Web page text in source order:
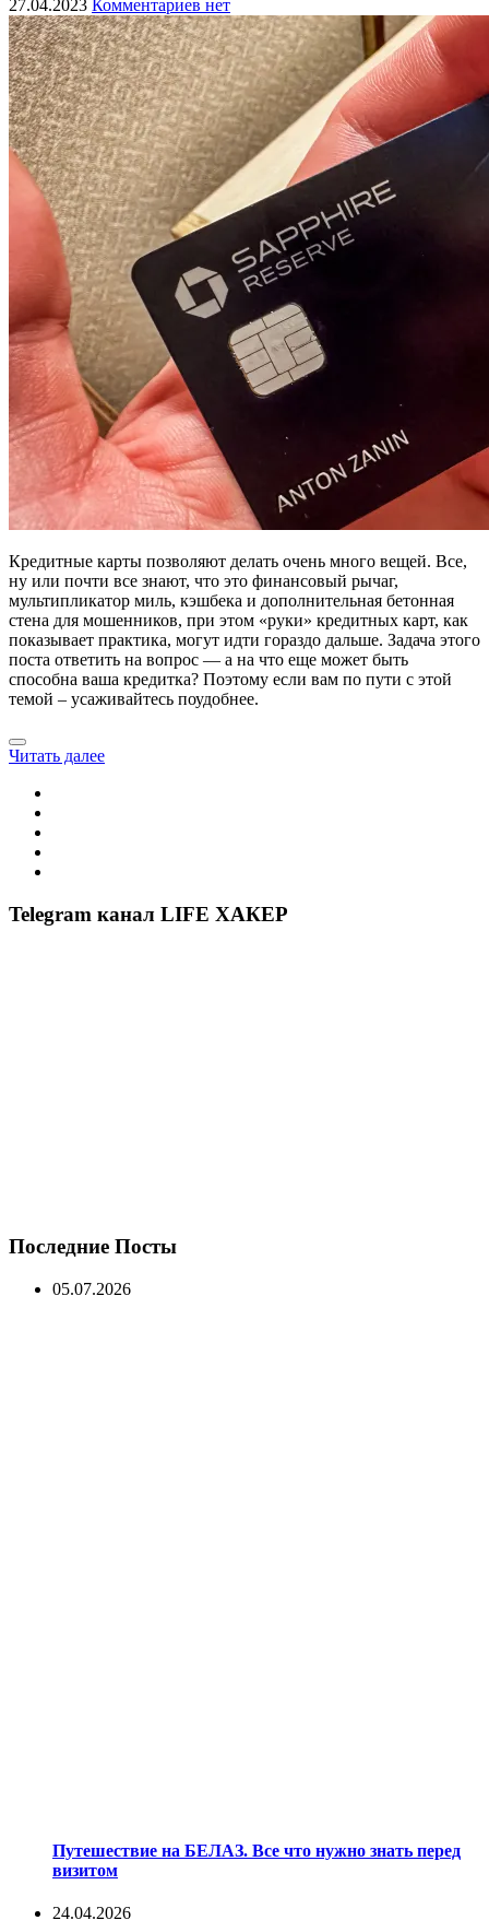
27.04.2023 Комментариев нет
Кредитные карты позволяют делать очень много вещей. Все,
ну или почти все знают, что это финансовый рычаг,
мультипликатор миль, кэшбека и дополнительная бетонная
стена для мошенников, при этом «руки» кредитных карт, как
показывает практика, могут идти гораздо дальше. Задача этого
поста ответить на вопрос — а на что еще может быть
способна ваша кредитка? Поэтому если вам по пути с этой
темой – усаживайтесь поудобнее.
Читать далее
Telegram канал LIFE ХАКЕР
Последние Посты
05.07.2026
Путешествие на БЕЛАЗ. Все что нужно знать перед
визитом
24.04.2026